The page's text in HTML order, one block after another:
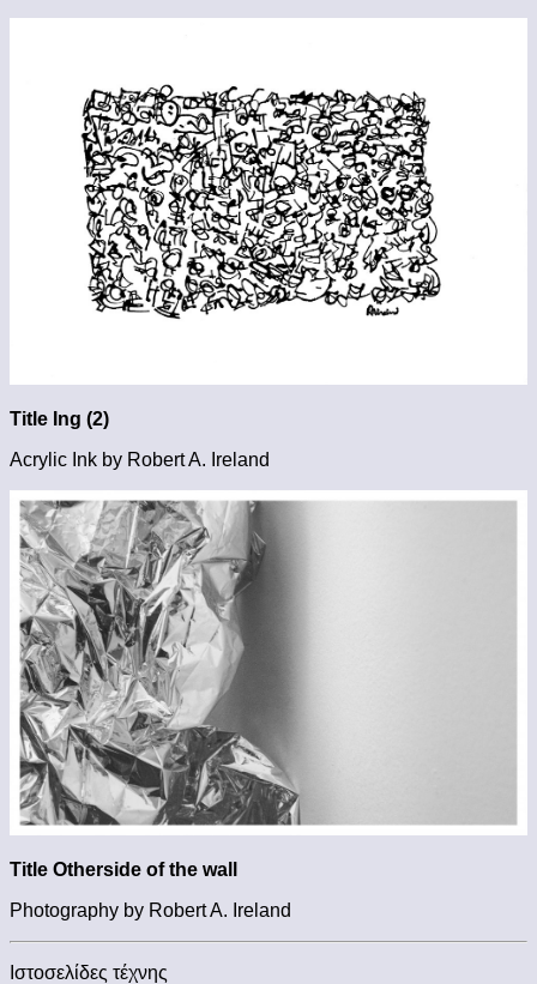
Title Ing (2)
Acrylic Ink by Robert A. Ireland
Title Otherside of the wall
Photography by Robert A. Ireland
Ιστοσελίδες τέχνης